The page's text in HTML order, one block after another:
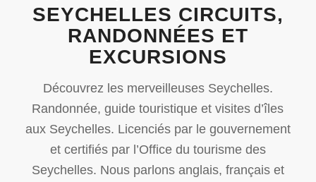
SEYCHELLES CIRCUITS,
RANDONNÉES ET
EXCURSIONS
Découvrez les merveilleuses Seychelles.
Randonnée, guide touristique et visites d’îles
aux Seychelles. Licenciés par le gouvernement
et certifiés par l’Office du tourisme des
Seychelles. Nous parlons anglais, français et